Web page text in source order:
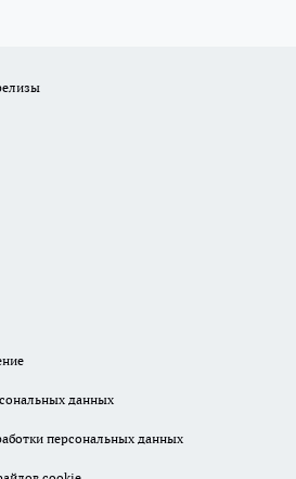
данных
персональных данных